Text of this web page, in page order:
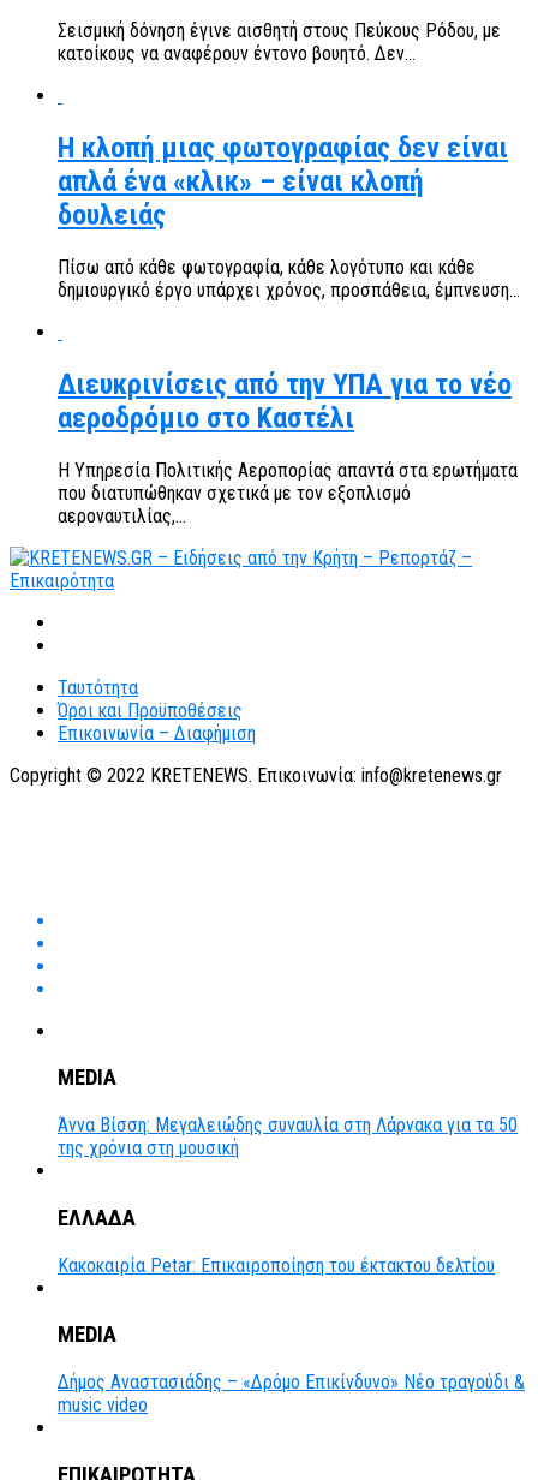
Σεισμική δόνηση έγινε αισθητή στους Πεύκους Ρόδου, με
κατοίκους να αναφέρουν έντονο βουητό. Δεν...
Η κλοπή μιας φωτογραφίας δεν είναι
απλά ένα «κλικ» – είναι κλοπή
δουλειάς
Πίσω από κάθε φωτογραφία, κάθε λογότυπο και κάθε
δημιουργικό έργο υπάρχει χρόνος, προσπάθεια, έμπνευση...
Διευκρινίσεις από την ΥΠΑ για το νέο
αεροδρόμιο στο Καστέλι
Η Υπηρεσία Πολιτικής Αεροπορίας απαντά στα ερωτήματα
που διατυπώθηκαν σχετικά με τον εξοπλισμό
αεροναυτιλίας,...
Ταυτότητα
Όροι και Προϋποθέσεις
Επικοινωνία – Διαφήμιση
Copyright © 2022 KRETENEWS. Επικοινωνία: info@kretenews.gr
MEDIA
Άννα Βίσση: Μεγαλειώδης συναυλία στη Λάρνακα για τα 50
της χρόνια στη μουσική
ΕΛΛΑΔΑ
Κακοκαιρία Petar: Επικαιροποίηση του έκτακτου δελτίου
MEDIA
Δήμος Αναστασιάδης – «Δρόμο Επικίνδυνο» Νέο τραγούδι &
music video